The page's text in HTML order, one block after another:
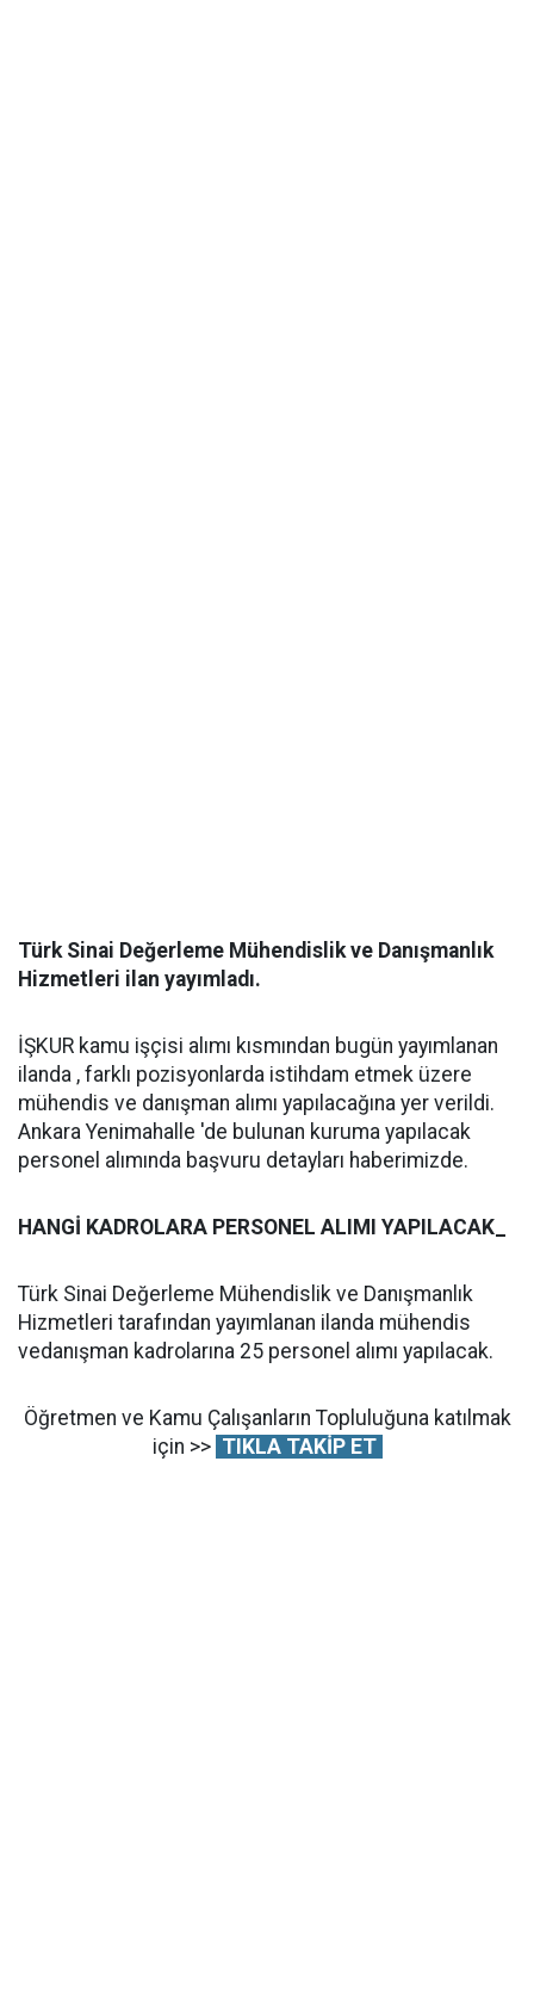
Türk Sinai Değerleme Mühendislik ve Danışmanlık
Hizmetleri ilan yayımladı.
İŞKUR kamu işçisi alımı kısmından bugün yayımlanan
ilanda , farklı pozisyonlarda istihdam etmek üzere
mühendis ve danışman alımı yapılacağına yer verildi.
Ankara Yenimahalle 'de bulunan kuruma yapılacak
personel alımında başvuru detayları haberimizde.
HANGİ KADROLARA PERSONEL ALIMI YAPILACAK_
Türk Sinai Değerleme Mühendislik ve Danışmanlık
Hizmetleri tarafından yayımlanan ilanda mühendis
vedanışman kadrolarına 25 personel alımı yapılacak.
Öğretmen ve Kamu Çalışanların Topluluğuna katılmak
için >> TIKLA TAKİP ET